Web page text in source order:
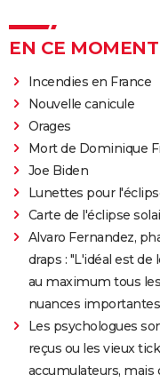
EN CE MOMENT
Incendies en France
Nouvelle canicule
Orages
Mort de Dominique
Joe Biden
Lunettes pour
Carte de l'éclipse
Alvaro Fernandez,
draps : "L'idéal est
au maximum tous
nuances
Les psychologues
reçus ou les vieux
accumulateurs,